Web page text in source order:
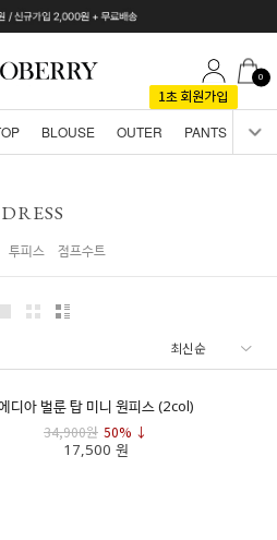
0
BLOUSE OUTER PANTS
DRESS
투피스 점프수트
디아 벌룬 탑 미니 원피스 (2col)
34,900원 50% ↓
17,500 원